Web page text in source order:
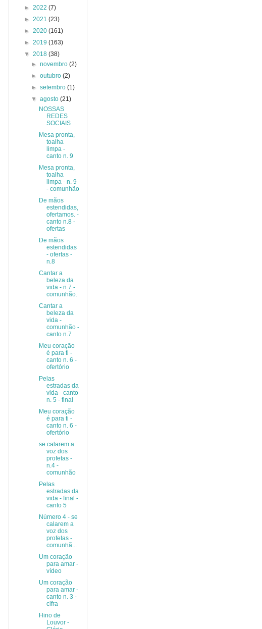
► 2022 (7)
► 2021 (23)
► 2020 (161)
► 2019 (163)
▼ 2018 (38)
►novembro(2)
►outubro(2)
►setembro(1)
▼agosto(21)
NOSSAS
REDES
SOCIAIS
Mesa pronta,
toalha
limpa -
canto n. 9
Mesa pronta,
toalha
limpa - n. 9
- comunhão
De mãos
estendidas,
ofertamos. -
canto n.8 -
ofertas
De mãos
estendidas
- ofertas -
n.8
Cantar a
beleza da
vida - n.7 -
comunhão.
Cantar a
beleza da
vida -
comunhão -
canto n.7
Meu coração
é para ti -
canto n. 6 -
ofertório
Pelas
estradas da
vida - canto
n. 5 - final
Meu coração
é para ti -
canto n. 6 -
ofertório
se calarem a
voz dos
profetas -
n.4 -
comunhão
Pelas
estradas da
vida - final -
canto 5
Número 4 - se
calarem a
voz dos
profetas -
comunhã...
Um coração
para amar -
vídeo
Um coração
para amar -
canto n. 3 -
cifra
Hino de
Louvor -